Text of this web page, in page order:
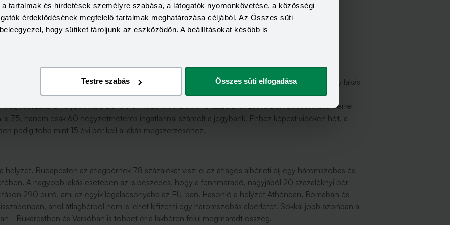
tartalmak és hirdetések személyre szabása, a látogatók nyomonkövetése, a közösségi
érdeklődésének megfelelő tartalmak meghatározása céljából. Az Összes süti
hogy sütiket tároljunk az eszközödön. A beállításokat később is
Testre szabás Összes süti elfogadása
75 négyzetméteres lakás árával összevetve vidéken majdnem hét év átlagkeresetből jön ki egy lakás
több mint kilenc, a belső kerületekben 13 év. Vagyis hiába magasabbak a bérek a fővárosban, a
Még rosszabb a helyzet, ha a 20-30 év közötti fiatalokra fókuszálunk. Esetükben alacsonyabb bérrel
75, hanem csak 60 négyzetméteres ingatlannal számolt a jegybank. Ehhez képest vidéken hét, a
pedig több mint 15 évi bér kell a lakás megszerzéséhez.
helyzet. Budapesten az átlagbérnek 78 százalékát viszi el az átlagos albérleti díj egy háromszobás és
A nagyobb lakás esetében az is beszédes, hogy a fennmaradó, nagyjából 20 százaléknyi bér
290 euró, ami az egyik legalacsonyabb az EU-ban. Hasonló a helyzet Athénban, Rómában és
ahol átlagbérből nem is lehet kifizetni egy háromszobás albérletet. Sokkal jobb azonban a
- Bukarestben és Varsóban is többet ér a lakbéren felül megmaradt összeg.